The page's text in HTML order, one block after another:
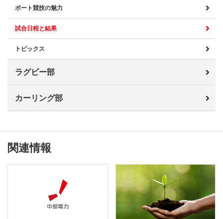
ボート競技の魅力
試合日程と結果
トピックス
ラグビー部
カーリング部
関連情報